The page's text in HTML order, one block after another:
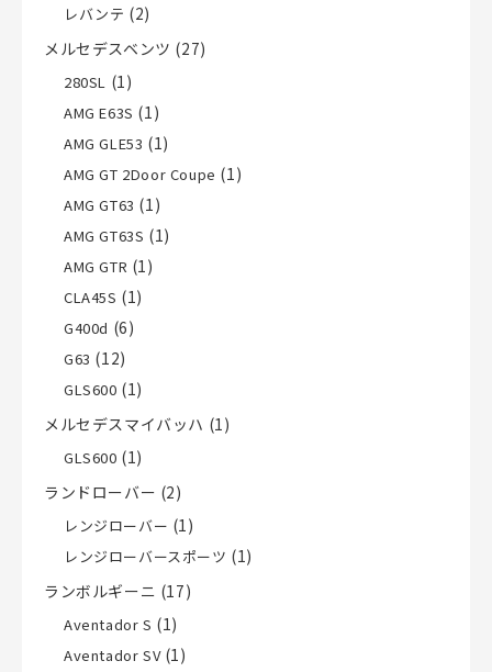
レバンテ (2)
メルセデスベンツ (27)
280SL (1)
AMG E63S (1)
AMG GLE53 (1)
AMG GT 2Door Coupe (1)
AMG GT63 (1)
AMG GT63S (1)
AMG GTR (1)
CLA45S (1)
G400d (6)
G63 (12)
GLS600 (1)
メルセデスマイバッハ (1)
GLS600 (1)
ランドローバー (2)
レンジローバー (1)
レンジローバースポーツ (1)
ランボルギーニ (17)
Aventador S (1)
Aventador SV(1)